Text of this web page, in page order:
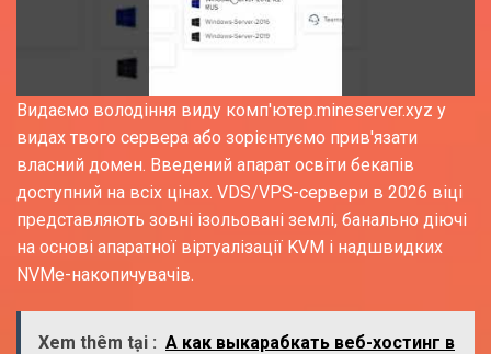
Видаємо володіння виду комп'ютер.mineserver.xyz у
видах твого сервера або зорієнтуємо прив'язати
власний домен. Введений апарат освіти бекапів
доступний на всіх цінах. VDS/VPS-сервери в 2026 віці
представляють зовні ізольовані землі, банально діючі
на основі апаратної віртуалізації KVM і надшвидких
NVMe-накопичувачів.
Xem thêm tại : А как выкарабкать веб-хостинг в